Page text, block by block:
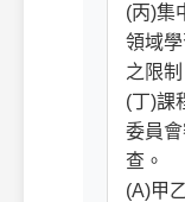
(丙)集
領域
之限制
(丁)課
委員
查。
(A)甲